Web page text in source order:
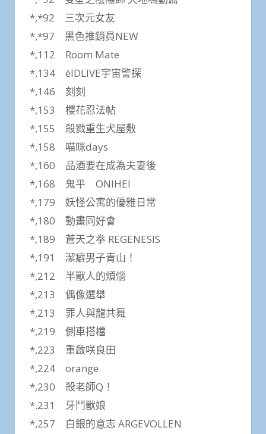
*,*92 三次元女友
*,*97 黑色推銷員NEW
*,112 Room Mate
*,134 élDLIVE宇宙警探
*,146 刻刻
*,153 櫻花忍法帖
*,155 殺戮重生犬屋敷
*,158 喵咪days
*,160 品酒要在成為夫妻後
*,168 鬼平 ONIHEI
*,179 妖怪公寓的優雅日常
*,180 動畫同好會
*,189 蒼天之拳 REGENESIS
*,191 潔癖男子青山！
*,212 半獸人的煩惱
*,213 偶像選舉
*,213 罪人與龍共舞
*,219 側車搭檔
*,223 重啟咲良田
*,224 orange
*,230 殺老師Q！
*.231 牙鬥獸娘
*,257 白銀的意志 ARGEVOLLEN